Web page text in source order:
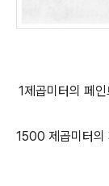
1제곱미터의 페
1500 제곱미터의